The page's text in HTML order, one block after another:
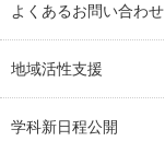
よくあるお問い合わせ
地域活性支援
学科新日程公開